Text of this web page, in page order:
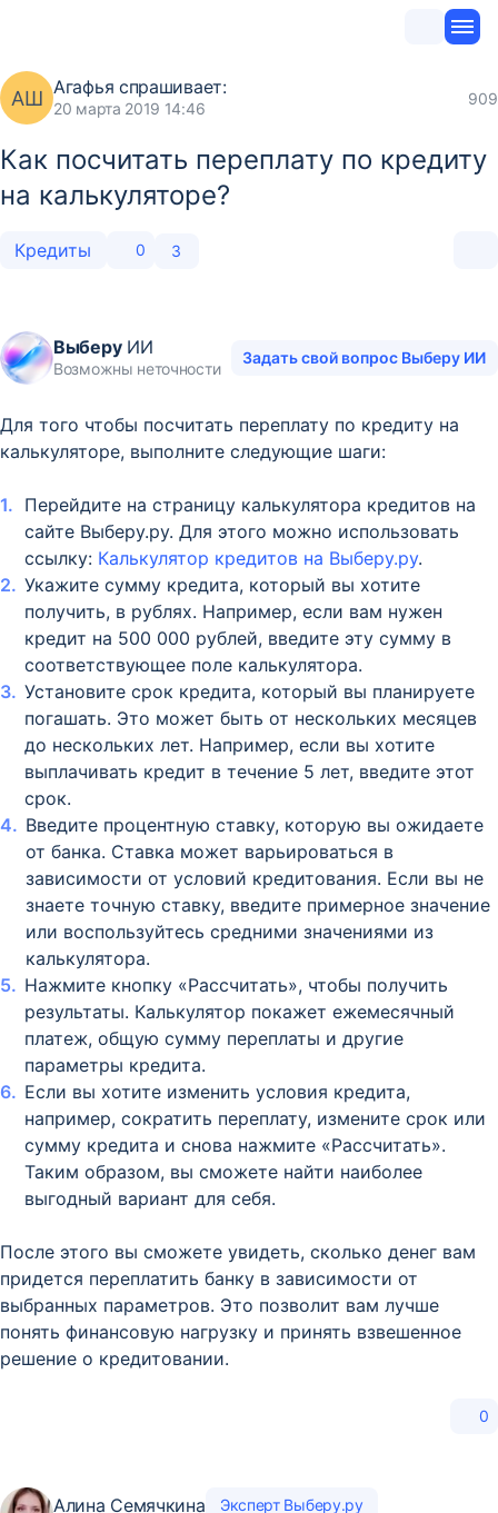
АШ Агафья спрашивает:
20 марта 2019 14:46
909
Как посчитать переплату по кредиту
на калькуляторе?
Кредиты 0 3
ВыберуИИ
Возможны неточности
Задать свой вопрос Выберу ИИ
Для того чтобы посчитать переплату по кредиту на
калькуляторе, выполните следующие шаги:
Перейдите на страницу калькулятора кредитов на
сайте Выберу.ру. Для этого можно использовать
ссылку: Калькулятор кредитов на Выберу.ру.
Укажите сумму кредита, который вы хотите
получить, в рублях. Например, если вам нужен
кредит на 500 000 рублей, введите эту сумму в
соответствующее поле калькулятора.
Установите срок кредита, который вы планируете
погашать. Это может быть от нескольких месяцев
до нескольких лет. Например, если вы хотите
выплачивать кредит в течение 5 лет, введите этот
срок.
Введите процентную ставку, которую вы ожидаете
от банка. Ставка может варьироваться в
зависимости от условий кредитования. Если вы не
знаете точную ставку, введите примерное значение
или воспользуйтесь средними значениями из
калькулятора.
Нажмите кнопку «Рассчитать», чтобы получить
результаты. Калькулятор покажет ежемесячный
платеж, общую сумму переплаты и другие
параметры кредита.
Если вы хотите изменить условия кредита,
например, сократить переплату, измените срок или
сумму кредита и снова нажмите «Рассчитать».
Таким образом, вы сможете найти наиболее
выгодный вариант для себя.
После этого вы сможете увидеть, сколько денег вам
придется переплатить банку в зависимости от
выбранных параметров. Это позволит вам лучше
понять финансовую нагрузку и принять взвешенное
решение о кредитовании.
0
Алина Семячкина
Эксперт Выберу.ру